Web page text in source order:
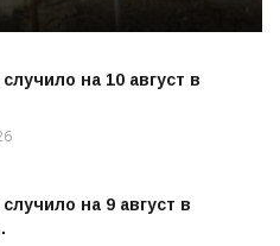
на 10 август в
на 9 август в